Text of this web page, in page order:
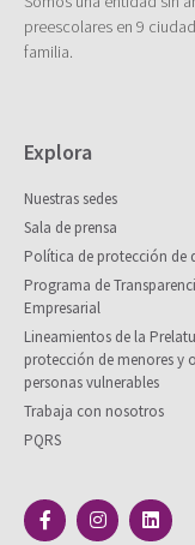
preescolares en 9
familia.
Explora
Nuestras sedes
Sala de prensa
Política de protección de
Programa de
Empresarial
Lineamientos de la
protección de menores y
personas vulnerables
Trabaja con nosotros
PQRS